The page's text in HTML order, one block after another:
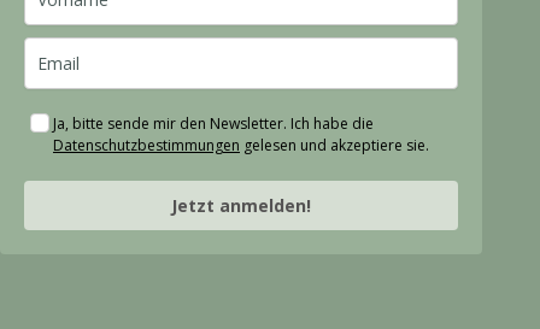
Ja, bitte sende mir den Newsletter. Ich habe die
Datenschutzbestimmungen gelesen und akzeptiere sie.
Jetzt anmelden!